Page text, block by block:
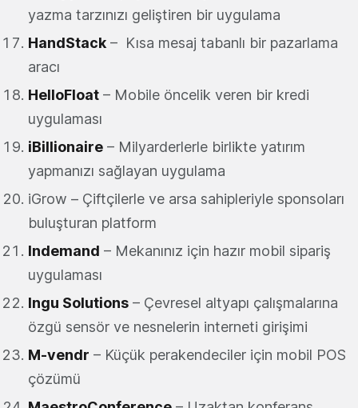
yazma tarzınızı geliştiren bir uygulama
HandStack – Kısa mesaj tabanlı bir pazarlama
aracı
HelloFloat – Mobile öncelik veren bir kredi
uygulaması
iBillionaire – Milyarderlerle birlikte yatırım
yapmanızı sağlayan uygulama
iGrow – Çiftçilerle ve arsa sahipleriyle sponsoları
buluşturan platform
Indemand – Mekanınız için hazır mobil sipariş
uygulaması
Ingu Solutions – Çevresel altyapı çalışmalarına
özgü sensör ve nesnelerin interneti girişimi
M-vendr – Küçük perakendeciler için mobil POS
çözümü